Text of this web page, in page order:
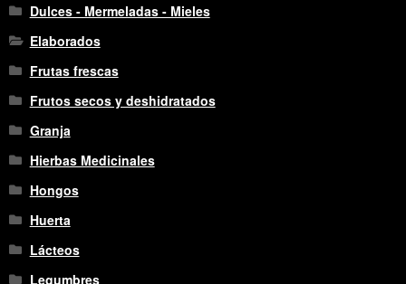
Dulces - Mermeladas - Mieles
Elaborados
Frutas frescas
Frutos secos y deshidratados
Granja
Hierbas Medicinales
Hongos
Huerta
Lácteos
Legumbres